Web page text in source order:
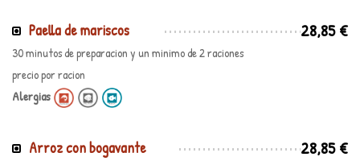
Paella de mariscos 28,85 €
30 minutos de preparacion y un minimo de 2 raciones
precio por racion
Alergias
Arroz con bogavante 28,85 €